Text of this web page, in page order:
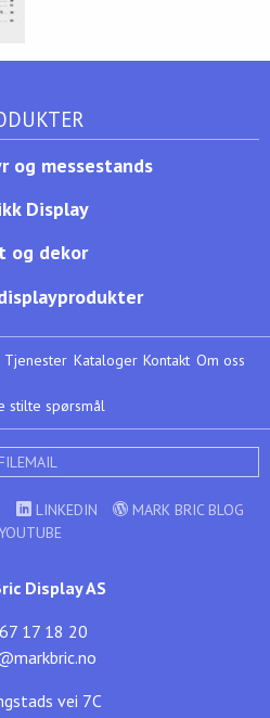
og messestands
Display
og dekor
Tjenester Kataloger Kontakt Om oss
stilte spørsmål
FILEMAIL
LINKEDIN
MARK BRIC BLOG
Display AS
17 18 20
vei 7C